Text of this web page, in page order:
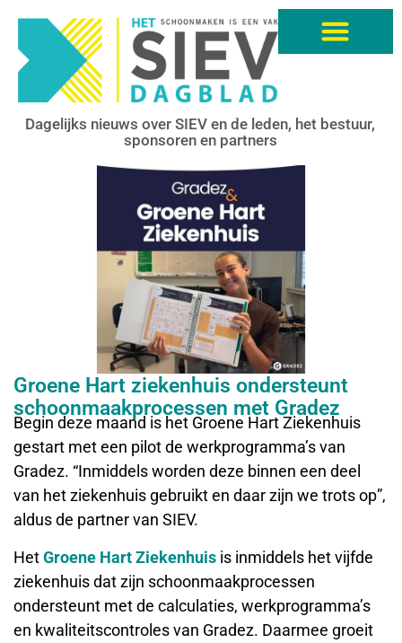
Dagelijks nieuws over SIEV en de leden, het bestuur,
sponsoren en partners
Groene Hart ziekenhuis ondersteunt
schoonmaakprocessen met Gradez
Begin deze maand is het Groene Hart Ziekenhuis
gestart met een pilot de werkprogramma’s van
Gradez. “Inmiddels worden deze binnen een deel
van het ziekenhuis gebruikt en daar zijn we trots op”,
aldus de partner van SIEV.
HetGroene Hart Ziekenhuis is inmiddels het vijfde
ziekenhuis dat zijn schoonmaakprocessen
ondersteunt met de calculaties, werkprogramma’s
en kwaliteitscontroles van Gradez. Daarmee groeit